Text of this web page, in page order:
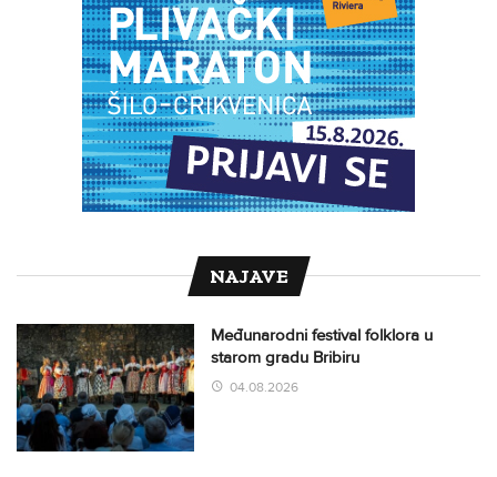
NAJAVE
Međunarodni festival folklora u
starom gradu Bribiru
04.08.2026